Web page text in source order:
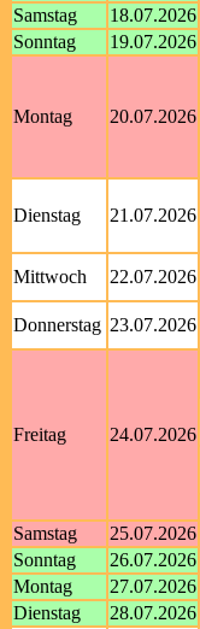
Samstag
18.07.2026
Sonntag
19.07.2026
Montag 20.07.2026
Dienstag 21.07.2026
Mittwoch
22.07.2026
Donnerstag 23.07.2026
Freitag 24.07.2026
Samstag
25.07.2026
Sonntag
26.07.2026
Montag
27.07.2026
Dienstag
28.07.2026